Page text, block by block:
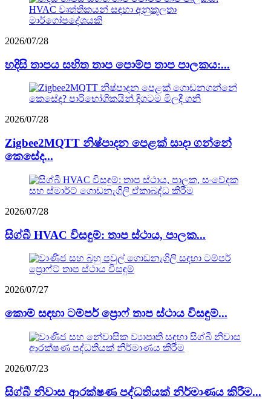
2026/07/28
හදිසි තාපය සහිත තාප පොම්ප තාප පාලකය:...
2026/07/28
Zigbee2MQTT නිෂ්පාදන පෙළක් සාදා ගන්නේ
කෙසේද...
2026/07/28
සිග්බී HVAC විසඳුම්: තාප ස්ථාය, පාලක...
2026/07/27
කොම් සඳහා ටම්පර් ප්‍රොෆ් තාප ස්ථාය විසඳුම්...
2026/07/23
සිග්බී නිවාස ආරක්ෂණ පද්ධතියක් නිර්මාණය කිරීම...